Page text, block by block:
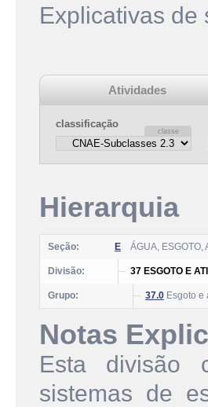
Explicativas de
Atividades
classificação
Hierarquia
Seção: E ÁGUA, ESGOTO,
Divisão: 37 ESGOTO E
Grupo: 37.0 Esgoto
Notas
Esta divisão
sistemas de